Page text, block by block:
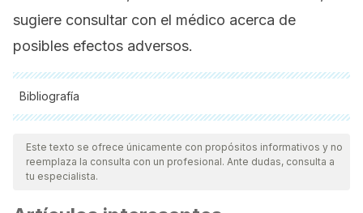
sugiere consultar con el médico acerca de
posibles efectos adversos.
Bibliografía
Todas las fuentes citadas fueron revisadas a profundidad por
nuestro equipo, para asegurar su calidad, confiabilidad,
vigencia y validez.La bibliografía de este artículo fue
Este texto se ofrece únicamente con propósitos informativos y no
reemplaza la consulta con un profesional. Ante dudas, consulta a
tu especialista.